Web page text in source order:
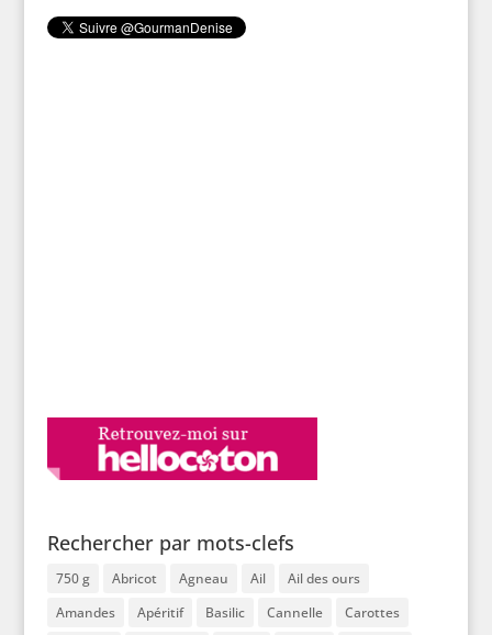
Rechercher par mots-clefs
750 g Abricot Agneau Ail
Ail des ours
Amandes
Apéritif Basilic Cannelle
Carottes